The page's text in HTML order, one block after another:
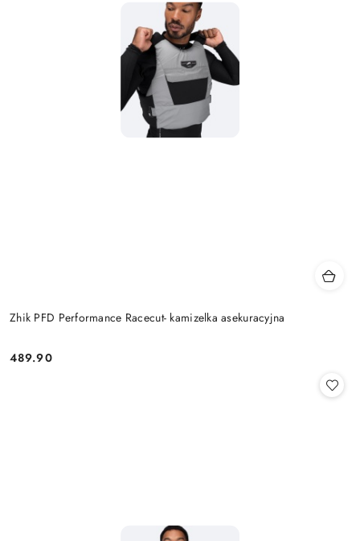
Zhik PFD Performance Racecut- kamizelka asekuracyjna
Cena:
489.90